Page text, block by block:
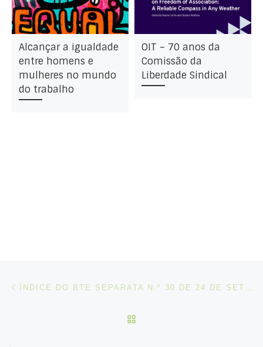
Alcançar a igualdade
entre homens e
mulheres no mundo
do trabalho
OIT – 70 anos da
Comissão da
Liberdade Sindical
Post navigation